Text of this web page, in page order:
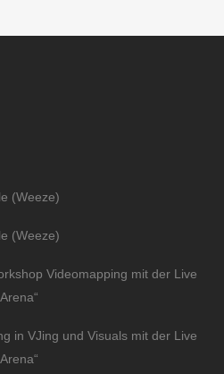
(Weeze)
(Weeze)
Videomapping mit der Live
in VJing und Visuals mit der Live